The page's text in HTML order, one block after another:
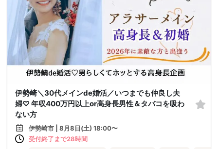
伊勢崎＼30代メインde婚活／いつまでも仲良し夫
婦♡ 年収400万円以上or高身長男性＆タバコを吸わ
ない方
伊勢崎市 | 8月8日(土) 18:00〜
受付終了まで28時間